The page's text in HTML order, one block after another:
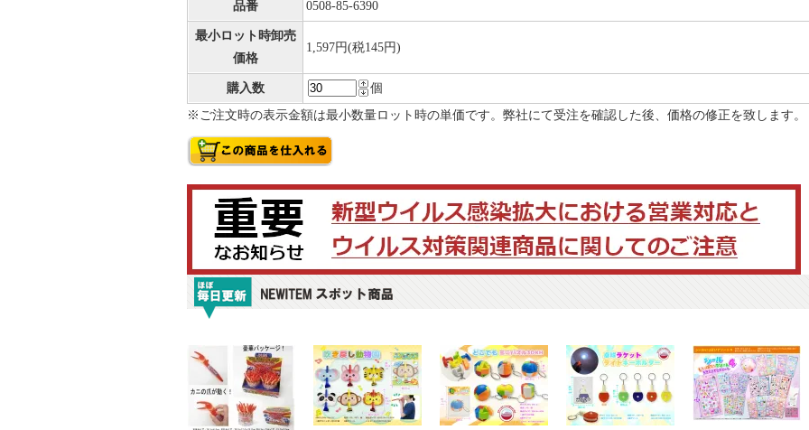
品番 0508-85-6390
最小ロット時卸売
価格
1,597円(税145円)
購入数
個
※ご注文時の表示金額は最小数量ロット時の単価です。弊社にて受注を確認した後、価格の修正を致します。